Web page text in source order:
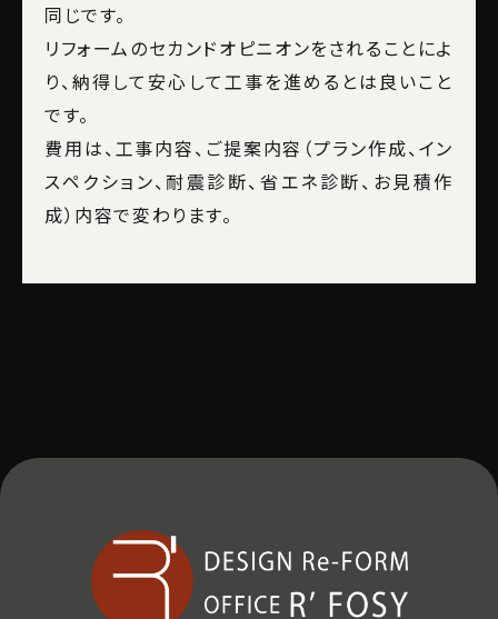
同じです。
リフォームのセカンドオピニオンをされることによ
り、納得して安心して工事を進めるとは良いこと
です。
費用は、工事内容、ご提案内容（プラン作成、イン
スペクション、耐震診断、省エネ診断、お見積作
成）内容で変わります。